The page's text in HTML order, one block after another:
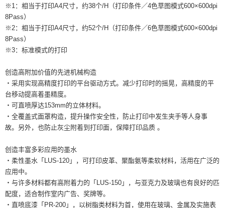
※1：相当于打印A4尺寸，约38个/H（打印条件／4色草图模式600×600dpi
8Pass）
※2：相当于打印A4尺寸，约52个/H（打印条件／6色草图模式600×600dpi
8Pass）
※3：标准模式的打印
创造高附加价值的先进机械构造
・采用实现高精度打印的平台驱动方式。减少打印时的摇晃，高精度的平
台移动提高着墨精度。
・可直喷厚达153mm的立体材料。
・全覆盖式面罩构造，提升操作安全性，防止打印中发生夹手等人身事
故。另外，也防止灰尘附着到打印面，保障打印品质 。
创造丰富多彩应用的墨水
・柔性墨水「LUS-120」，可打印皮革、聚酯氨等柔软材料，活用在广泛的
应用中。
・与许多材料都有高附着力的「LUS-150」，与亚克力及玻璃也有良好的匹
配度，适合制作室内广告、奖牌等。
・直喷底漆「PR-200」，以树脂类材料为首，使用在玻璃、金属及实施表